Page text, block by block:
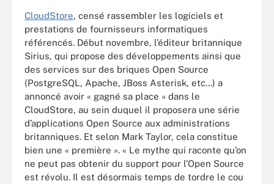
CloudStore, censé rassembler les logiciels et
prestations de fournisseurs informatiques
référencés. Début novembre, l’éditeur britannique
Sirius, qui propose des développements ainsi que
des services sur des briques Open Source
(PostgreSQL, Apache, JBoss Asterisk, etc...) a
annoncé avoir « gagné sa place » dans le
CloudStore, au sein duquel il proposera une série
d’applications Open Source aux administrations
britanniques. Et selon Mark Taylor, cela constitue
bien une « première ». « Le mythe qui raconte qu’on
ne peut pas obtenir du support pour l’Open Source
est révolu. Il est désormais temps de tordre le cou